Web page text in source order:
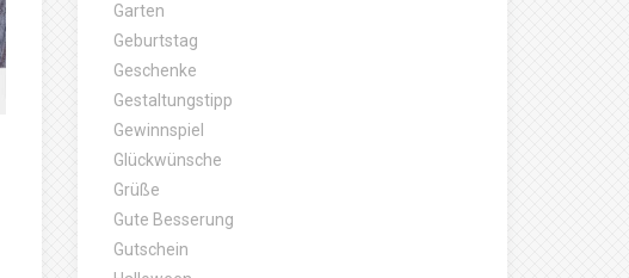
Garten
Geburtstag
Geschenke
Gestaltungstipp
Gewinnspiel
Glückwünsche
Grüße
Gute Besserung
Gutschein